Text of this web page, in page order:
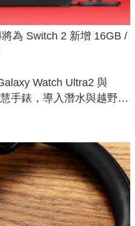
為 Switch 2 新增 16GB /
Watch Ultra2 與
手錶，導入潛水與越野跑